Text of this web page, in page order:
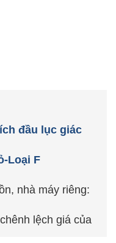
đầu lục giác
Loại F
nhà máy riêng:
lệch giá của